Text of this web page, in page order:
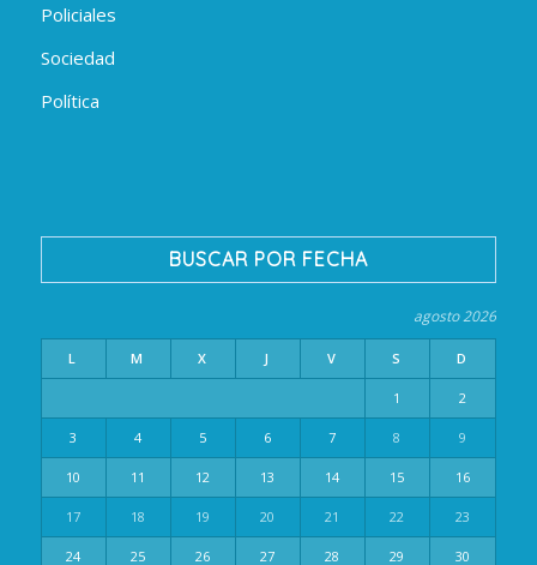
Policiales
Sociedad
Política
BUSCAR POR FECHA
agosto 2026
L M X J V S D
1 2
3 4 5 6 7 8 9
10 11 12 13 14 15 16
17 18 19 20 21 22 23
24 25 26 27 28 29 30